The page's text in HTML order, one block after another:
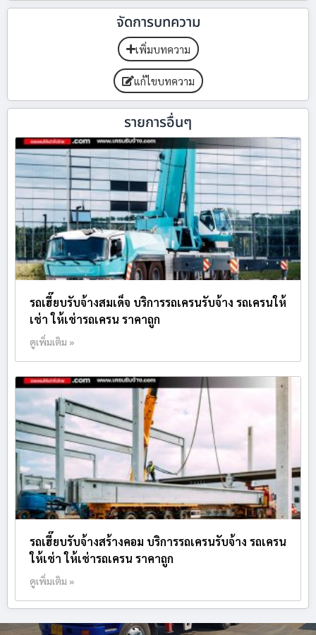
จัดการบทความ
เพิ่มบทความ
แก้ไขบทความ
รายการอื่นๆ
รถเฮี๊ยบรับจ้างสมเด็จ บริการรถเครนรับจ้าง รถเครนให้
เช่า ให้เช่ารถเครน ราคาถูก
ดูเพิ่มเติม »
รถเฮี๊ยบรับจ้างสร้างคอม บริการรถเครนรับจ้าง รถเครน
ให้เช่า ให้เช่ารถเครน ราคาถูก
ดูเพิ่มเติม »